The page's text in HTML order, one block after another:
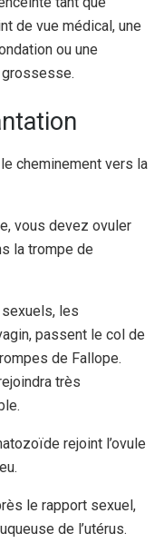
de vue médical, une
ou une
grossesse.
cheminement vers la
vous devez ovuler
la trompe de
les
passent le col de
de Fallope.
très
rejoint l’ovule
le rapport sexuel,
de l’utérus.